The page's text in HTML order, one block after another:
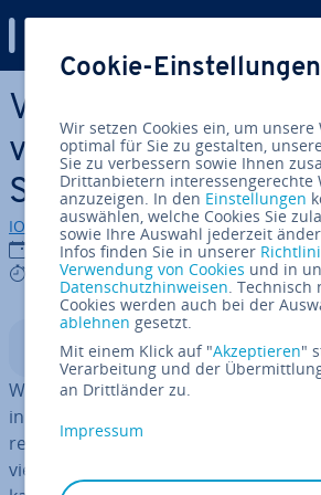
Zum Haupt­in­halt springen
Vintage-Kleidung
verkaufen: So
Start im Mode-
IONOS Redaktion
20.06.2023
9 mins
In­halts­ver­zeich­nis
Wer mit Vintage-Kleidung Geld
in erster Linie Spaß an Mode haben.
rei­tung der Kleidung bedeuten
viel Arbeit. Hinzu kommt die Auswahl
Cookie-Einstellungen
Wir setzen Cookies ein, um unsere
optimal für Sie zu gestalten,
Sie zu verbessern sowie Ihnen
Drittanbietern interessengerechte
anzuzeigen. In den Einstellungen
auswählen, welche Cookies Sie
sowie Ihre Auswahl jederzeit
Infos finden Sie in unserer
Verwendung von Cookies und in
Datenschutzhinweisen. Technisch
Cookies werden auch bei der
ablehnen gesetzt.
Mit einem Klick auf "Akzeptieren"
Verarbeitung und der
an Drittländer zu.
Impressum